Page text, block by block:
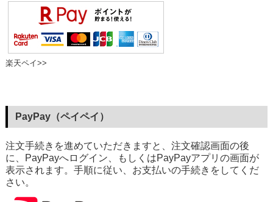
楽天ペイ>>
PayPay（ペイペイ）
注文手続きを進めていただきますと、注文確認画面の後
に、PayPayへログイン、もしくはPayPayアプリの画面が
表示されます。手順に従い、お支払いの手続きをしてくだ
さい。